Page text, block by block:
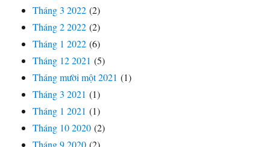
Tháng 3 2022 (2)
Tháng 2 2022 (2)
Tháng 1 2022 (6)
Tháng 12 2021 (5)
Tháng mười một 2021 (1)
Tháng 3 2021 (1)
Tháng 1 2021 (1)
Tháng 10 2020 (2)
Tháng 9 2020 (2)